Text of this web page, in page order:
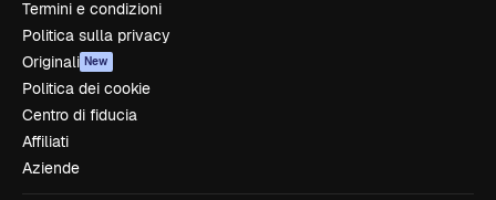
Termini e condizioni
Politica sulla privacy
Originali New
Politica dei cookie
Centro di fiducia
Affiliati
Aziende